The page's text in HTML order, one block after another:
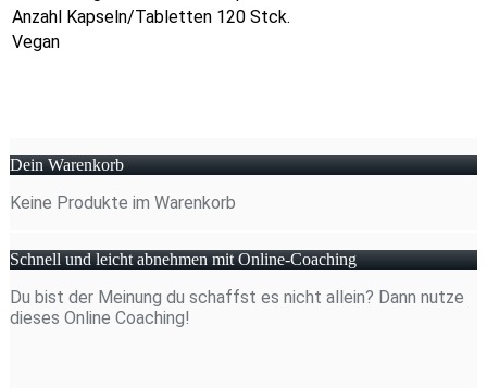
Anzahl Kapseln/Tabletten 120 Stck.
Vegan
Dein Warenkorb
Keine Produkte im Warenkorb
Schnell und leicht abnehmen mit Online-Coaching
Du bist der Meinung du schaffst es nicht allein? Dann nutze
dieses Online Coaching!